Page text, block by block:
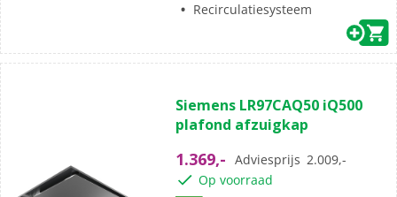
Recirculatiesysteem
Siemens LR97CAQ50 iQ500
plafond afzuigkap
1.369,- Adviesprijs 2.009,-
Op voorraad